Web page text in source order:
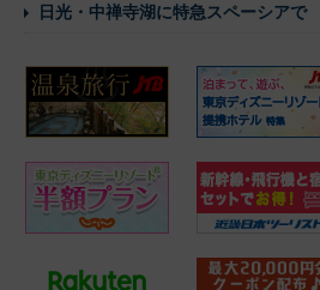
日光・中禅寺湖に特急スペーシアで